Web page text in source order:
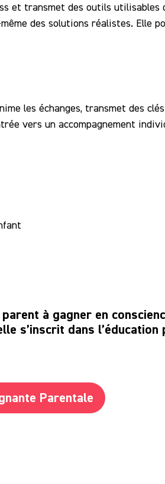
et transmet des outils utilisables
des solutions réalistes. Elle
les échanges, transmet des
vers un accompagnement
à gagner en
s’inscrit dans
Parentale